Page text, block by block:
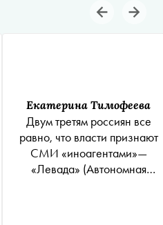
Екатерина Тимофеева
Двум третям россиян все
равно, что власти признают
СМИ «иноагентами»—
«Левада» (Автономная